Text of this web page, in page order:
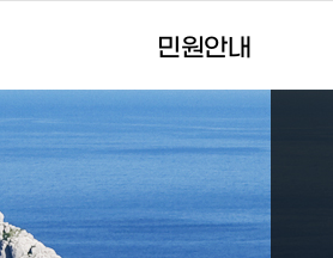
민원안내